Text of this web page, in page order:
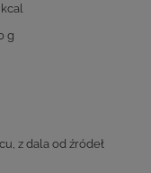
g
z dala od źródeł